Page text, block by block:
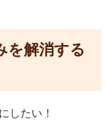
を解消する
したい！